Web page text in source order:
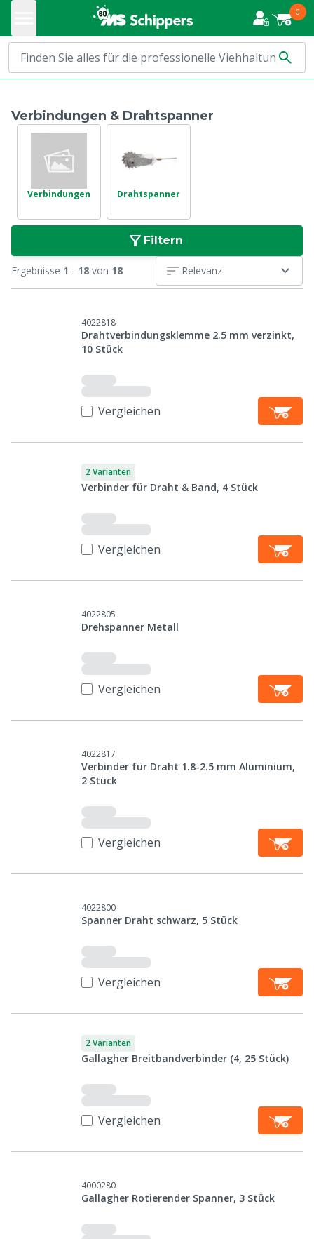
0
Verbindungen & Drahtspanner
Verbindungen Drahtspanner
Filtern
Ergebnisse 1 - 18 von 18 Relevanz
4022818
Drahtverbindungsklemme 2.5 mm verzinkt,
10 Stück
Vergleichen
2 Varianten
Verbinder für Draht & Band, 4 Stück
Vergleichen
4022805
Drehspanner Metall
Vergleichen
4022817
Verbinder für Draht 1.8-2.5 mm Aluminium,
2 Stück
Vergleichen
4022800
Spanner Draht schwarz, 5 Stück
Vergleichen
2 Varianten
Gallagher Breitbandverbinder (4, 25 Stück)
Vergleichen
4000280
Gallagher Rotierender Spanner, 3 Stück